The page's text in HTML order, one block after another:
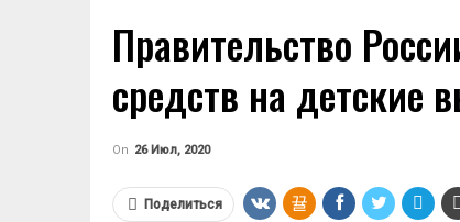
Правительство
средств на детские
On 26 Июл, 2020
Поделиться